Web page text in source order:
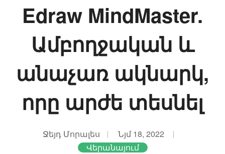
Edraw MindMaster.
Ամբողջական և
անաչառ ակնարկ,
որը արժե տեսնել
Ջեյդ Մորալես
Նյմ 18, 2022
Վերանայում